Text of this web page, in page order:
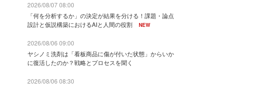
2026/08/07 08:00
「何を分析するか」の決定が結果を分ける！課題・論点
設計と仮説構築におけるAIと人間の役割
NEW
2026/08/06 09:00
ヤシノミ洗剤は「看板商品に傷が付いた状態」からいか
に復活したのか？戦略とプロセスを聞く
2026/08/06 08:30